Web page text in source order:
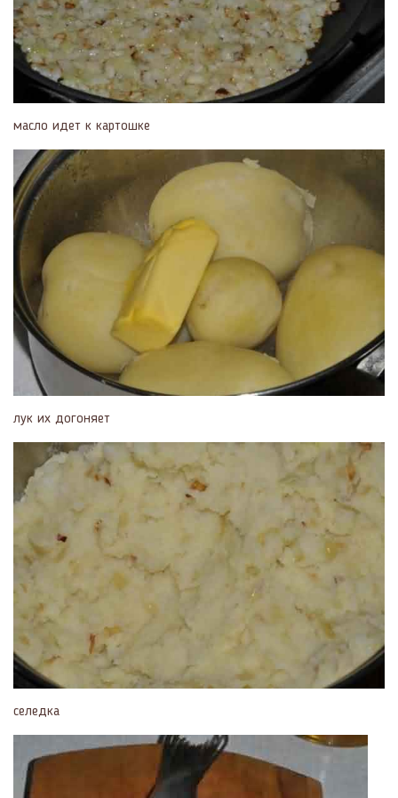
масло идет к картошке
лук их догоняет
селедка